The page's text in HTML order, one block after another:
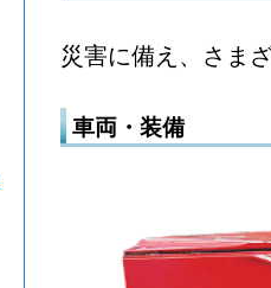
災害に備え、さま
車両・装備